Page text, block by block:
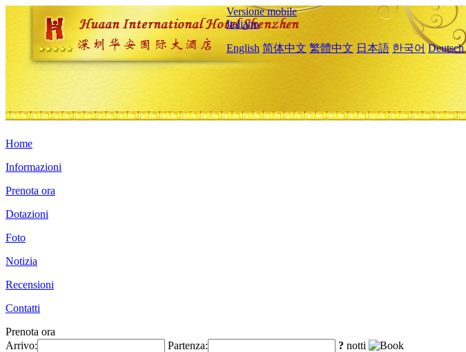
Versione mobile
Italiano
English 简体中文 繁體中文 日本語 한국어 Deutsch
Home
Informazioni
Prenota ora
Dotazioni
Foto
Notizia
Recensioni
Contatti
Prenota ora
Arrivo:
Partenza: ? notti